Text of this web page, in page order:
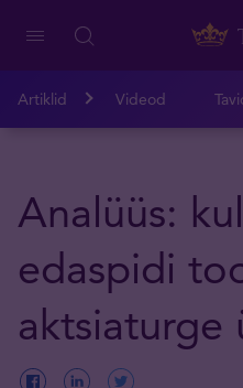
Artiklid Videod
Analüüs:
edaspidi
aktsiaturge